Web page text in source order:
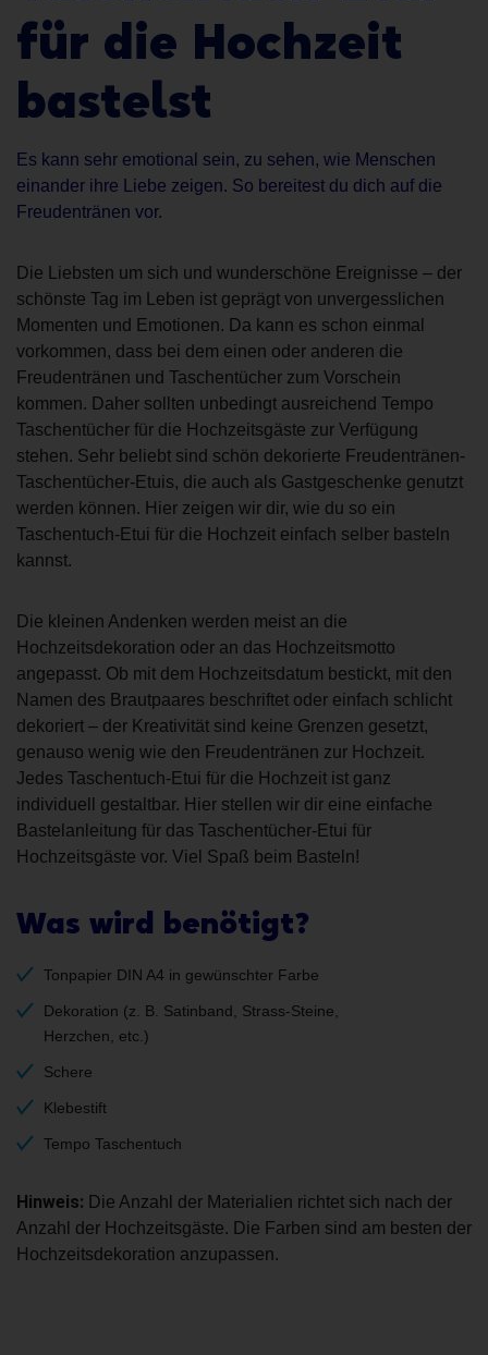
für die Hochzeit
bastelst
Es kann sehr emotional sein, zu sehen, wie Menschen
einander ihre Liebe zeigen. So bereitest du dich auf die
Freudentränen vor.
Die Liebsten um sich und wunderschöne Ereignisse – der
schönste Tag im Leben ist geprägt von unvergesslichen
Momenten und Emotionen. Da kann es schon einmal
vorkommen, dass bei dem einen oder anderen die
Freudentränen und Taschentücher zum Vorschein
kommen. Daher sollten unbedingt ausreichend Tempo
Taschentücher für die Hochzeitsgäste zur Verfügung
stehen. Sehr beliebt sind schön dekorierte Freudentränen-
Taschentücher-Etuis, die auch als Gastgeschenke genutzt
werden können. Hier zeigen wir dir, wie du so ein
Taschentuch-Etui für die Hochzeit einfach selber basteln
kannst.
Die kleinen Andenken werden meist an die
Hochzeitsdekoration oder an das Hochzeitsmotto
angepasst. Ob mit dem Hochzeitsdatum bestickt, mit den
Namen des Brautpaares beschriftet oder einfach schlicht
dekoriert – der Kreativität sind keine Grenzen gesetzt,
genauso wenig wie den Freudentränen zur Hochzeit.
Jedes Taschentuch-Etui für die Hochzeit ist ganz
individuell gestaltbar. Hier stellen wir dir eine einfache
Bastelanleitung für das Taschentücher-Etui für
Hochzeitsgäste vor. Viel Spaß beim Basteln!
Was wird benötigt?
Tonpapier DIN A4 in gewünschter Farbe
Dekoration (z. B. Satinband, Strass-Steine,
Herzchen, etc.)
Schere
Klebestift
Tempo Taschentuch
Hinweis: Die Anzahl der Materialien richtet sich nach der
Anzahl der Hochzeitsgäste. Die Farben sind am besten der
Hochzeitsdekoration anzupassen.